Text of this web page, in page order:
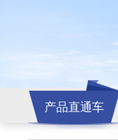
产品直通车